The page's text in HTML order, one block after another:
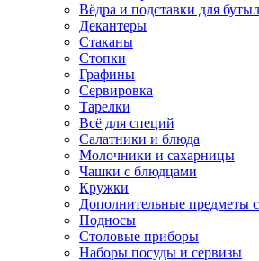
Вёдра и подставки для
Декантеры
Стаканы
Стопки
Графины
Сервировка
Тарелки
Всё для специй
Салатники и блюда
Молочники и сахарницы
Чашки с блюдцами
Кружки
Дополнительные предметы
Подносы
Столовые приборы
Наборы посуды и сервизы